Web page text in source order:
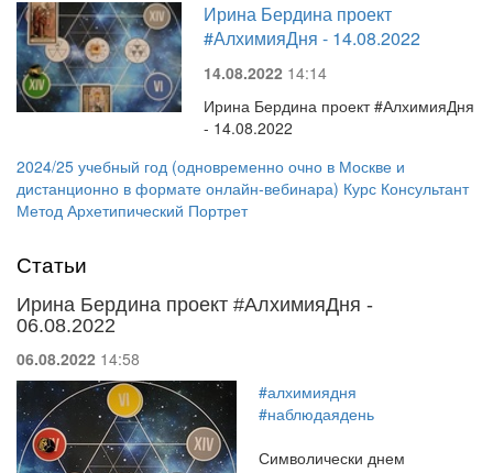
Ирина Бердина проект
#АлхимияДня - 14.08.2022
14.08.2022 14:14
Ирина Бердина проект #АлхимияДня
- 14.08.2022
2024/25 учебный год (одновременно очно в Москве и
дистанционно в формате онлайн-вебинара) Курс Консультант
Метод Архетипический Портрет
Статьи
Ирина Бердина проект #АлхимияДня -
06.08.2022
06.08.2022 14:58
#алхимиядня
#наблюдаядень
Символически днем